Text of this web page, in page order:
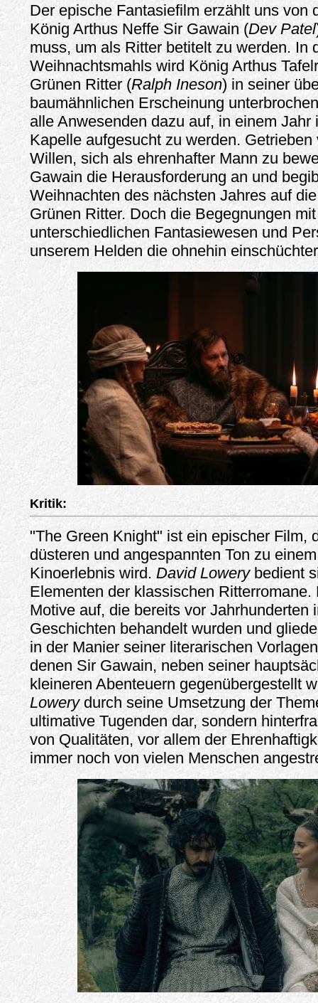
Der epische Fantasiefilm erzählt uns von
König Arthus Neffe Sir Gawain (Dev Patel
muss, um als Ritter betitelt zu werden. In
Weihnachtsmahls wird König Arthus
Grünen Ritter (Ralph Ineson) in seiner
baumähnlichen Erscheinung
alle Anwesenden dazu auf, in einem Jahr
Kapelle aufgesucht zu werden. Getrieben
Willen, sich als ehrenhafter Mann zu
Gawain die Herausforderung an und
Weihnachten des nächsten Jahres auf
Grünen Ritter. Doch die Begegnungen
unterschiedlichen Fantasiewesen und
unserem Helden die ohnehin
Kritik:
"The Green Knight" ist ein epischer Film,
düsteren und angespannten Ton zu
Kinoerlebnis wird. David Lowerybedient
Elementen der klassischen Ritterromane.
Motive auf, die bereits vor Jahrhunderten
Geschichten behandelt wurden und
in der Manier seiner literarischen
denen Sir Gawain, neben seiner
kleineren Abenteuern gegenübergestellt
Lowerydurch seine Umsetzung der
ultimative Tugenden dar, sondern
von Qualitäten, vor allem der
immer noch von vielen Menschen